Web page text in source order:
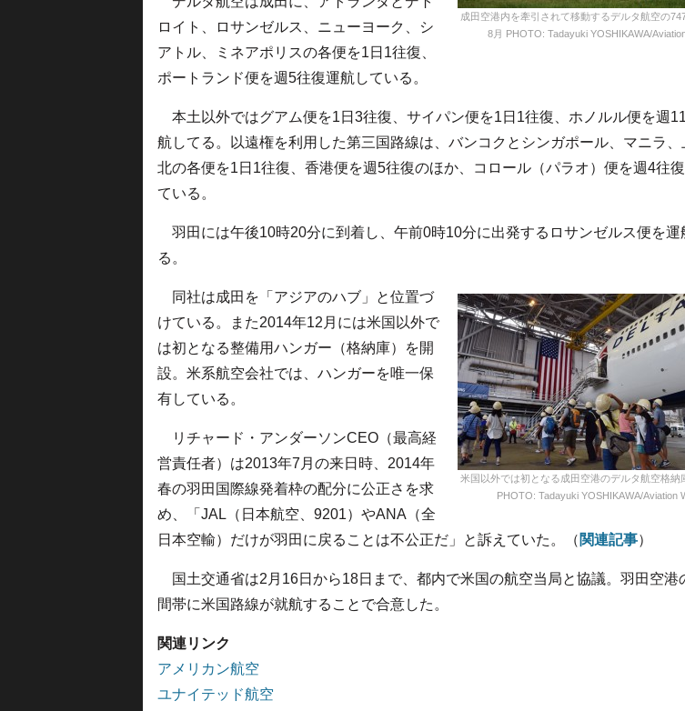
成田空港内を牽引されて移動するデルタ航空の
8月 PHOTO: Tadayuki YOSHIKAWA/
ロイト、ロサンゼルス、ニューヨーク、シ
アトル、ミネアポリスの各便を1日1往復、
ポートランド便を週5往復運航している。
本土以外ではグアム便を1日3往復、サイパン便を1日1往復、ホノルル便を週
航してる。以遠権を利用した第三国路線は、バンコクとシンガポール、マニラ、
北の各便を1日1往復、香港便を週5往復のほか、コロール（パラオ）便を週4往
ている。
羽田には午後10時20分に到着し、午前0時10分に出発するロサンゼルス便を運
る。
米国以外では初となる成田空港のデルタ航空格納
PHOTO: Tadayuki YOSHIKAWA/Aviation
同社は成田を「アジアのハブ」と位置づ
けている。また2014年12月には米国以外で
は初となる整備用ハンガー（格納庫）を開
設。米系航空会社では、ハンガーを唯一保
有している。
リチャード・アンダーソンCEO（最高経
営責任者）は2013年7月の来日時、2014年
春の羽田国際線発着枠の配分に公正さを求
め、「JAL（日本航空、9201）やANA（全
日本空輸）だけが羽田に戻ることは不公正だ」と訴えていた。（ 関連記事）
国土交通省は2月16日から18日まで、都内で米国の航空当局と協議。羽田空港
間帯に米国路線が就航することで合意した。
関連リンク
アメリカン航空
ユナイテッド航空